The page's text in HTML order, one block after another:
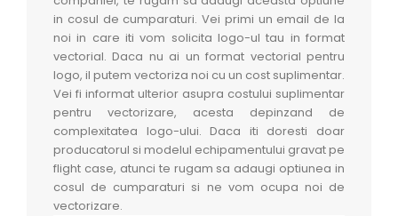
in cosul de cumparaturi. Vei primi un email de la
noi in care iti vom solicita logo-ul tau in format
vectorial. Daca nu ai un format vectorial pentru
logo, il putem vectoriza noi cu un cost suplimentar.
Vei fi informat ulterior asupra costului suplimentar
pentru vectorizare, acesta depinzand de
complexitatea logo-ului. Daca iti doresti doar
producatorul si modelul echipamentului gravat pe
flight case, atunci te rugam sa adaugi optiunea in
cosul de cumparaturi si ne vom ocupa noi de
vectorizare.